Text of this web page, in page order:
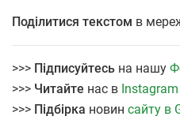
Поділитися текстом в
>>> Підписуйтесь на нашу
>>> Читайте нас в Instagram
>>> Підбірка новин сайту в